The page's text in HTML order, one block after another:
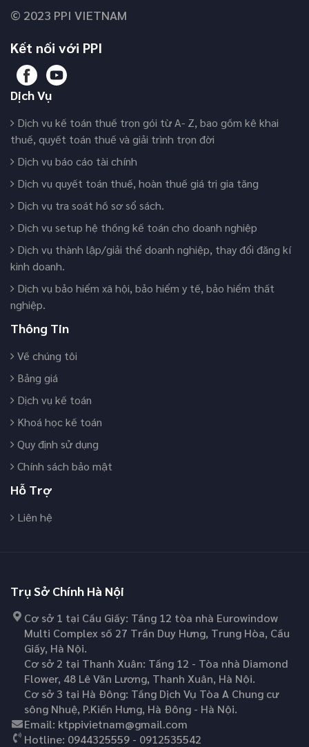
© 2023 PPI VIETNAM
Kết nối với PPI
Dịch Vụ
Dịch vụ kế toán thuế trọn gói từ A- Z, bao gồm kê khai
thuế, quyết toán thuế và giải trình trọn đời
Dịch vụ báo cáo tài chính
Dịch vụ quyết toán thuế, hoàn thuế giá trị gia tăng
Dịch vụ tra soát hồ sơ sổ sách.
Dịch vụ setup hệ thống kế toán cho doanh nghiệp
Dịch vụ thành lập/giải thể doanh nghiệp, thay đổi đăng kí
kinh doanh.
Dịch vụ bảo hiểm xã hội, bảo hiểm y tế, bảo hiểm thất
nghiệp.
Thông Tin
Về chúng tôi
Bảng giá
Dịch vụ kế toán
Khoá học kế toán
Quy định sử dụng
Chính sách bảo mật
Hỗ Trợ
Liên hệ
Trụ Sở Chính Hà Nội
Cơ sở 1 tại Cầu Giấy: Tầng 12 tòa nhà Eurowindow
Multi Complex số 27 Trần Duy Hưng, Trung Hòa, Cầu
Giấy, Hà Nội.
Cơ sở 2 tại Thanh Xuân: Tầng 12 - Tòa nhà Diamond
Flower, 48 Lê Văn Lương, Thanh Xuân, Hà Nội.
Cơ sở 3 tại Hà Đông: Tầng Dịch Vụ Tòa A Chung cư
sông Nhuệ, P.Kiến Hưng, Hà Đông - Hà Nội.
Email: ktppivietnam@gmail.com
Hotline: 0944325559 - 0912535542